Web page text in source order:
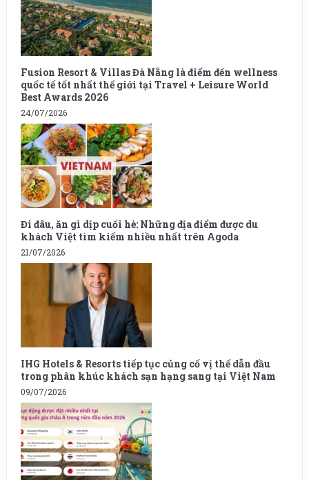
Fusion Resort & Villas Đà Nẵng là điểm đến wellness
quốc tế tốt nhất thế giới tại Travel + Leisure World
Best Awards 2026
24/07/2026
Đi đâu, ăn gì dịp cuối hè: Những địa điểm được du
khách Việt tìm kiếm nhiều nhất trên Agoda
21/07/2026
IHG Hotels & Resorts tiếp tục củng cố vị thế dẫn đầu
trong phân khúc khách sạn hạng sang tại Việt Nam
09/07/2026